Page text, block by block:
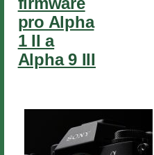
pro Alpha
1 II a
Alpha 9 III